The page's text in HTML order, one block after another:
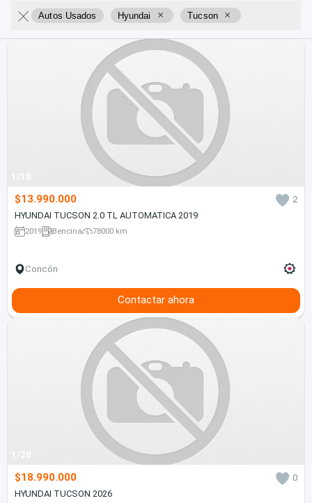
Autos Usados Hyundai × Tucson ×
1/10
$13.990.000
2
HYUNDAI TUCSON 2.0 TL AUTOMATICA 2019
2019 Bencina 78000 km
Concón
Contactar ahora
1/20
$18.990.000
0
HYUNDAI TUCSON 2026